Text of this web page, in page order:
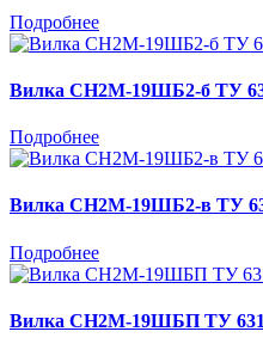
Подробнее
Вилка СН2М-19ШБ2-б ТУ
Подробнее
Вилка СН2М-19ШБ2-в ТУ
Подробнее
Вилка СН2М-19ШБП ТУ